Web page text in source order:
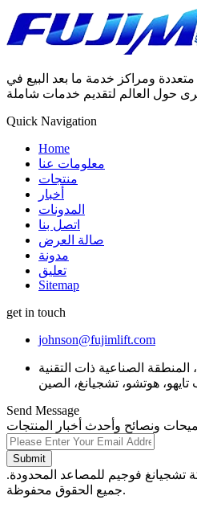
ومراكز خدمة ما بعد البيع في
Quick Navigation
Home
معلومات عنا
منتجات
أخبار
المدونات
اتصل بنا
صالة العرض
مدونة
تعليق
Sitemap
get in touch
johnson@fujimlift.com
المنطقة الصناعية ذات التقنية
تايهو، هوتشو، تشجيانغ، الصين
Send Message
Submit
فوجيم للمصاعد المحدودة.
جميع الحقوق محفوظة.